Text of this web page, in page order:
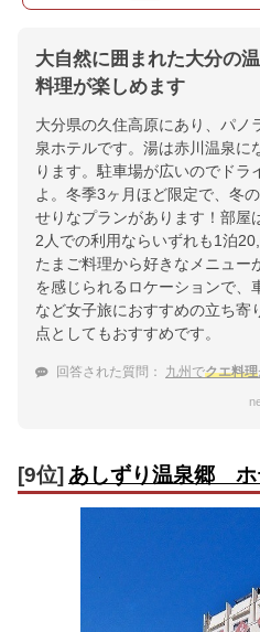
大自然に囲まれた大分の
料理が楽しめます
大分県の久住高原にあり、パノ
泉ホテルです。湯は赤川温泉に
ります。駐車場が広いのでドラ
よ。冬季3ヶ月ほど限定で、冬
せりなプランがあります！部屋
2人での利用ならいずれも1泊
たまご料理から好きなメニュー
を感じられるロケーションで、
など女子旅におすすめの立ち寄
点としてもおすすめです。
回答された質問： 九州でクエ料理
[9位] あしずり温泉郷 ホ